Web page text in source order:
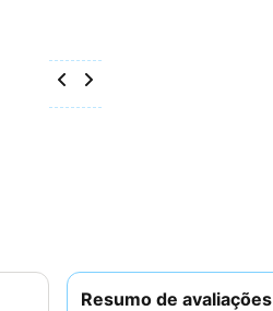
Resumo de avaliações